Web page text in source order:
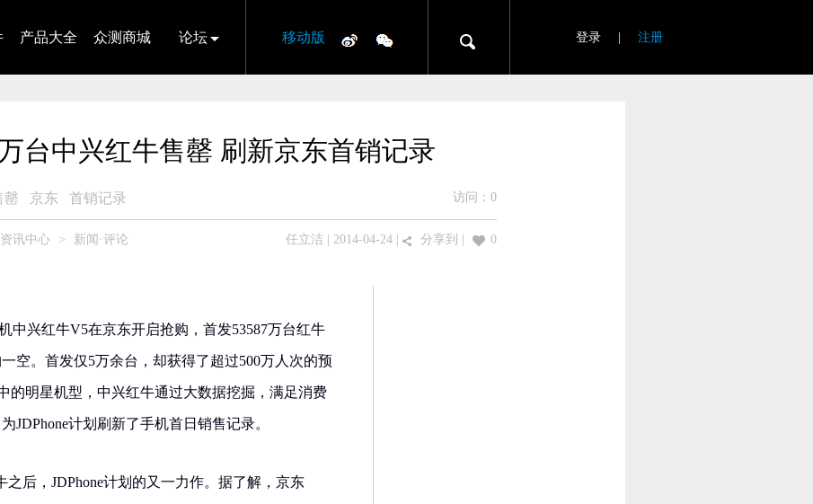
产品大全 众测商城 论坛 移动版 登录 注册
台中兴红牛售罄 刷新京东首销记录
罄 京东 首销记录 访问： 0
资讯中心 > 新闻·评论 任立洁 | 2014-04-24 | 分享到 0
中兴红牛V5在京东开启抢购，首发53587万台红牛
空。首发仅5万余台，却获得了超过500万人次的预
的明星机型，中兴红牛通过大数据挖掘，满足消费
JDPhone计划刷新了手机首日销售记录。
之后，JDPhone计划的又一力作。据了解，京东